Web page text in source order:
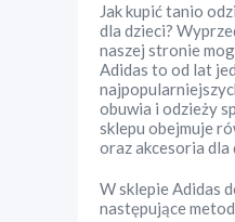
Jak kupić tanio
dla dzieci?
naszej stronie
Adidas to od lat
obuwia i odzieży
sklepu obejmuje
oraz akcesoria dla
W sklepieAdidas
następujące